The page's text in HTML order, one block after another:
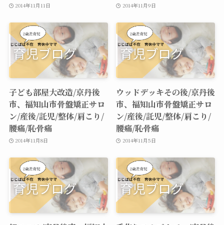
2014年11月11日 2014年11月9日
子ども部屋大改造/京丹後
市、福知山市骨盤矯正サロ
ン/産後/託児/整体/肩こり/
腰痛/恥骨痛
2014年11月8日
ウッドデッキその後/京丹後
市、福知山市骨盤矯正サロ
ン/産後/託児/整体/肩こり/
腰痛/恥骨痛
2014年11月5日